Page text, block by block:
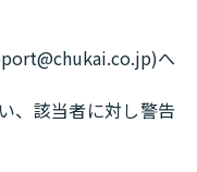
へ
、該当者に対し警告